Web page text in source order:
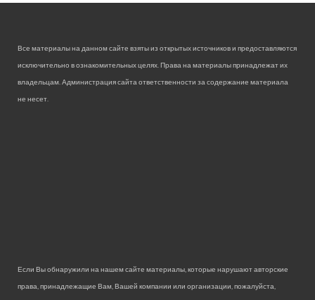
Все материалы на данном сайте взяты из открытых источников и предоставляются
исключительно в ознакомительных целях. Права на материалы принадлежат их
владельцам. Администрация сайта ответственности за содержание материала
не несет.
Если Вы обнаружили на нашем сайте материалы, которые нарушают авторские
права, принадлежащие Вам, Вашей компании или организации, пожалуйста,